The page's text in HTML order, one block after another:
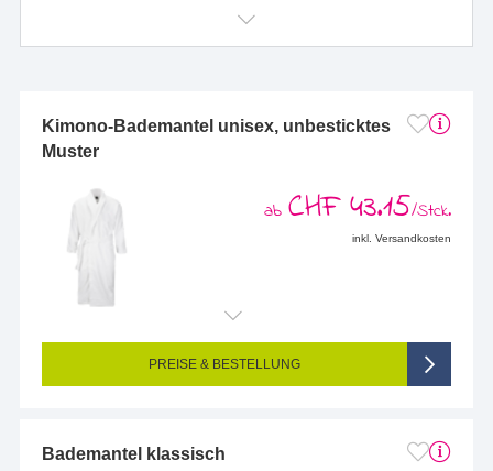
Kimono-Bademantel unisex, unbesticktes
Muster
ab CHF 43.15/Stck.
inkl. Versandkosten
PREISE & BESTELLUNG
Bademantel klassisch